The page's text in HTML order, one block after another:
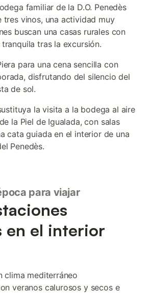
familiar de la D.O. Penedès
tres vinos, una actividad muy
buscan una casas rurales con
tras la excursión.
para una cena sencilla con
disfrutando del silencio del
de sol.
la visita a la bodega al aire
la Piel de Igualada, con salas
cata guiada en el interior de una
Penedès.
para viajar
en el interior
clima mediterráneo
veranos calurosos y secos e